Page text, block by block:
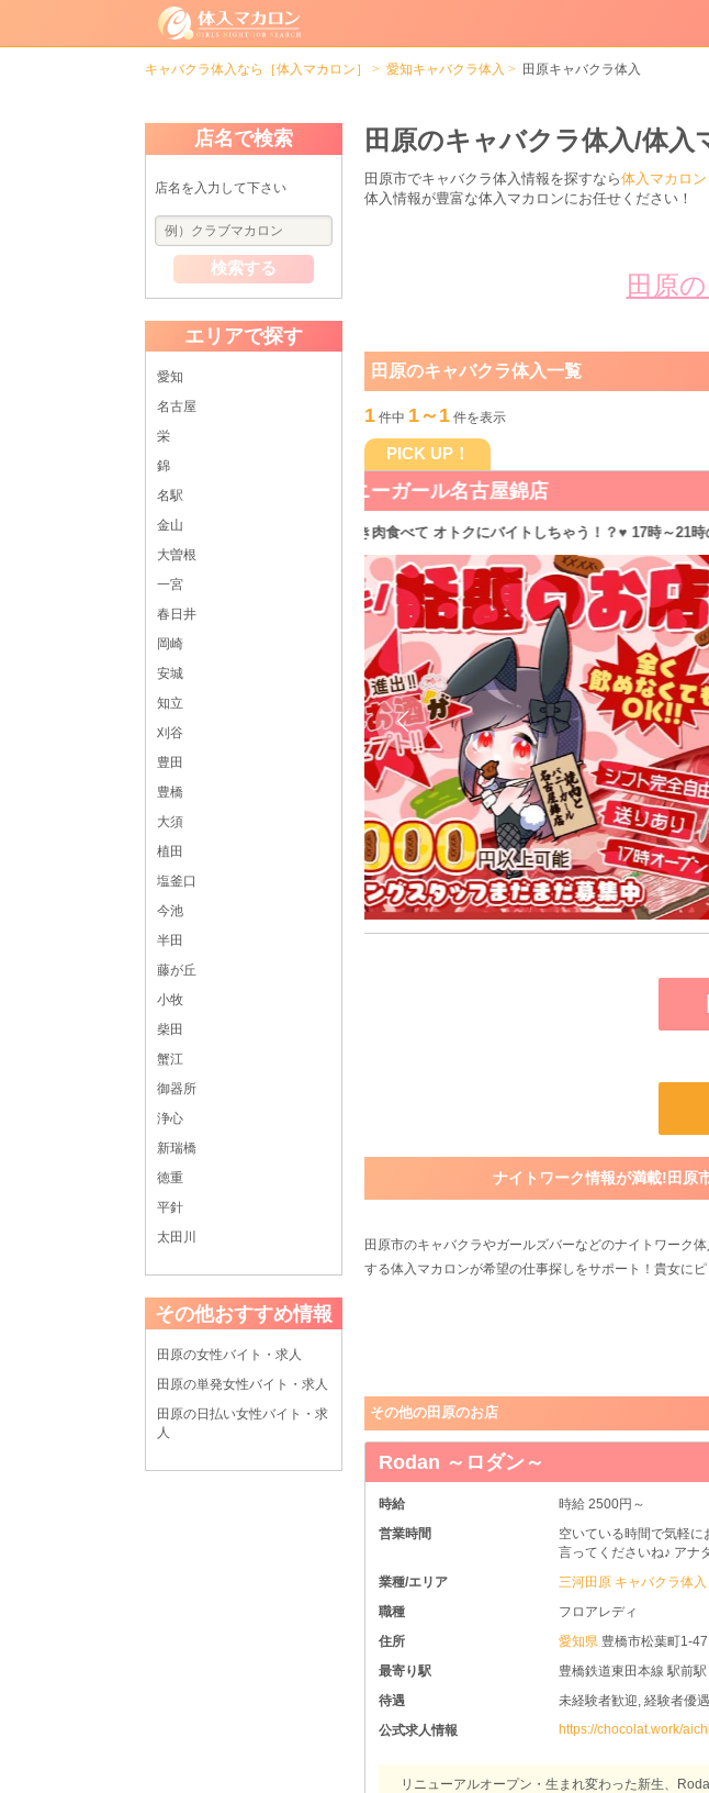
キャバクラ体入なら［体入マカロン］ 愛知キャバクラ体入 田原キャバクラ体入
店名で検索
店名を入力して下さい
検索する
エリアで探す
愛知
名古屋
栄
錦
名駅
金山
大曽根
一宮
春日井
岡崎
安城
知立
刈谷
豊田
豊橋
大須
植田
塩釜口
今池
半田
藤が丘
小牧
柴田
蟹江
御器所
浄心
新瑞橋
徳重
平針
太田川
その他おすすめ情報
田原の女性バイト・求人
田原の単発女性バイト・求人
田原の日払い女性バイト・求
人
田原のキャバクラ体入/体入
田原市でキャバクラ体入情報を探すなら体入マカロン
体入情報が豊富な体入マカロンにお任せください！
田原
田原のキャバクラ体入一覧
1 件中 1～1 件を表示
PICK UP！
3000円以上可能＋各種バック☆友達応募OK
～LAST ☆週1日・1日3時間～・終電まで・遅出勤
◆時間や頻度などは希望を聞いた上で決めさせ
名古屋市中区錦3-10-8 ノアール錦ビル1F
鉄東山線「栄駅」より徒歩8分
chocolat.work/aichi/a_532/shop/122450/
GLAMOROUS OVER（グラマラスオ
全国各地応募大歓迎！ こだわりの内装は高級感
ナイトワーク情報が満載!田原
田原市のキャバクラやガールズバーなどのナイトワーク
する体入マカロンが希望の仕事探しをサポート！貴女に
その他の田原のお店
Rodan ～ロダン～
時給
時給 2500円～
営業時間
空いている時間で気軽
言ってくださいね♪ アナ
業種/エリア
三河田原 キャバクラ体入
職種
フロアレディ
住所
愛知県 豊橋市松葉町1-
最寄り駅
豊橋鉄道東田本線 駅前
待遇
未経験者歓迎, 経験者優
公式求人情報
https://chocolat.work/
リニューアルオープン・生まれ変わった新生、